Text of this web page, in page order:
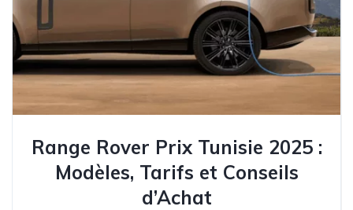
Range Rover Prix Tunisie 2025 :
Modèles, Tarifs et Conseils
d’Achat